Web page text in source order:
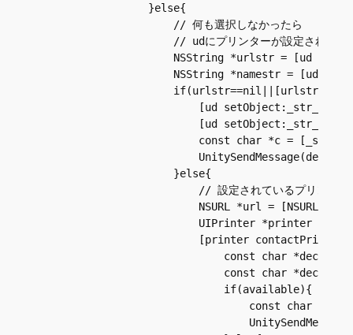
                  }else{
                      // 何も選択しなかったら
// udにプリンターが設定されてい
NSString *urlstr = [ud
NSString *namestr = [ud
if(urlstr==nil||[urlstr
[ud
[ud
const char *c =
                      }else{
// 設定されているプリンター
NSURL *url = [NSURL
UIPrinter *printer =
[printer
const char
const char
                              if(available){
const char *c =